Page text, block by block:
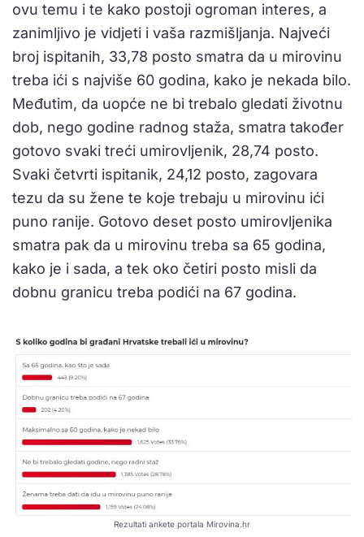
ovu temu i te kako postoji ogroman interes, a
zanimljivo je vidjeti i vaša razmišljanja. Najveći
broj ispitanih, 33,78 posto smatra da u mirovinu
treba ići s najviše 60 godina, kako je nekada bilo.
Međutim, da uopće ne bi trebalo gledati životnu
dob, nego godine radnog staža, smatra također
gotovo svaki treći umirovljenik, 28,74 posto.
Svaki četvrti ispitanik, 24,12 posto, zagovara
tezu da su žene te koje trebaju u mirovinu ići
puno ranije. Gotovo deset posto umirovljenika
smatra pak da u mirovinu treba sa 65 godina,
kako je i sada, a tek oko četiri posto misli da
dobnu granicu treba podići na 67 godina.
Rezultati ankete portala Mirovina.hr